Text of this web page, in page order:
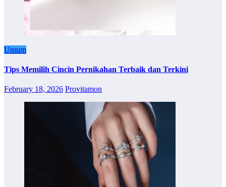
Umum
Tips Memilih Cincin Pernikahan Terbaik dan Terkini
February 18, 2026 Provitamon